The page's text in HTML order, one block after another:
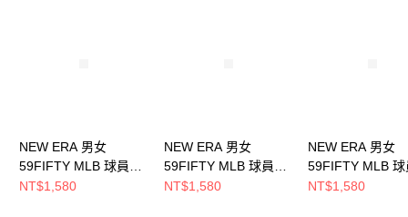
NEW ERA 男女
59FIFTY MLB 球員帽
落磯 客場
NT$1,580
NEW ERA 男女
59FIFTY MLB 球員帽
大都會 客場
NT$1,580
NEW ERA 男女
59FIFTY MLB 球
道奇 客場
NT$1,580